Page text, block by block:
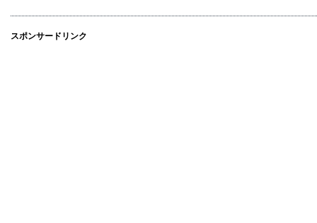
スポンサードリンク